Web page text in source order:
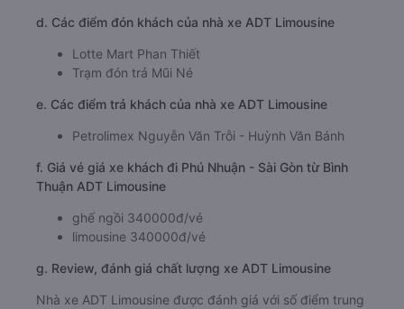
d. Các điểm đón khách của nhà xe ADT Limousine
Lotte Mart Phan Thiết
Trạm đón trả Mũi Né
e. Các điểm trả khách của nhà xe ADT Limousine
Petrolimex Nguyễn Văn Trỗi - Huỳnh Văn Bánh
f. Giá vé giá xe khách đi Phú Nhuận - Sài Gòn từ Bình
Thuận ADT Limousine
ghế ngồi 340000đ/vé
limousine 340000đ/vé
g. Review, đánh giá chất lượng xe ADT Limousine
Nhà xe ADT Limousine được đánh giá với số điểm trung